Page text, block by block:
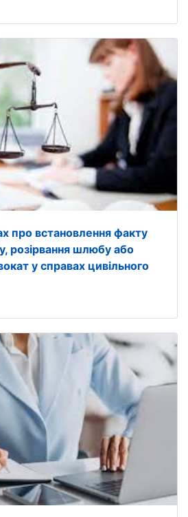
про встановлення факту
розірвання шлюбу або
у справах цивільного